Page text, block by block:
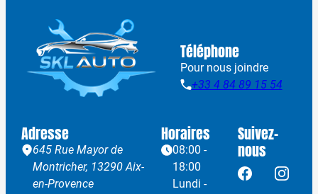
Téléphone
Pour nous joindre
+33 4 84 89 15 54
Adresse
645 Rue Mayor de
Montricher, 13290 Aix-
en-Provence
Horaires
08:00 -
18:00
Lundi -
Suivez-
nous